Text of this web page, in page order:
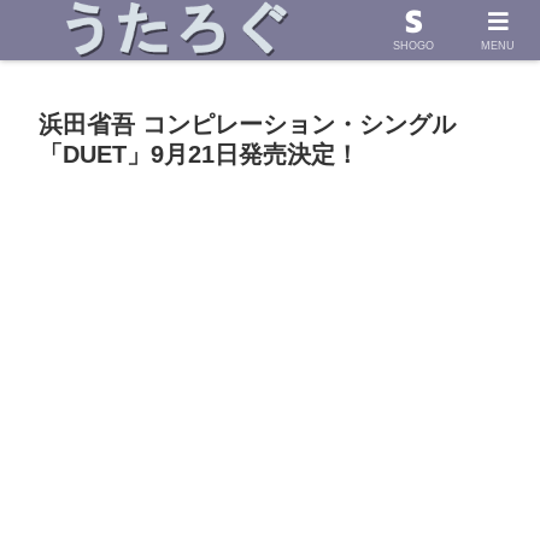
浜田省吾さんの「うた」に導かれて したためた物語
浜田省吾 コンピレーション・シングル
「DUET」9月21日発売決定！
SHOGO MENU